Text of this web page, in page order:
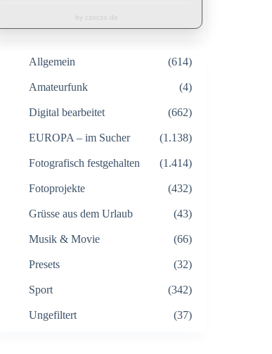
by czoczo.de
Allgemein (614)
Amateurfunk (4)
Digital bearbeitet (662)
EUROPA – im Sucher (1.138)
Fotografisch festgehalten (1.414)
Fotoprojekte (432)
Grüsse aus dem Urlaub (43)
Musik & Movie (66)
Presets (32)
Sport (342)
Ungefiltert (37)